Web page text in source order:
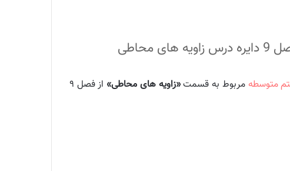
متوسطه مربوط به قسمت«زاویه های محاطی» از فصل ۹